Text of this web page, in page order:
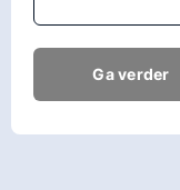
Ga verder